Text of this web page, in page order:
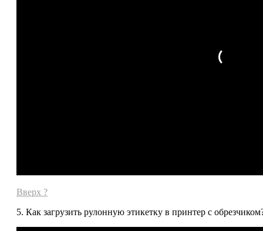
Вверх ?
5. Как загрузить рулонную этикетку в принтер с